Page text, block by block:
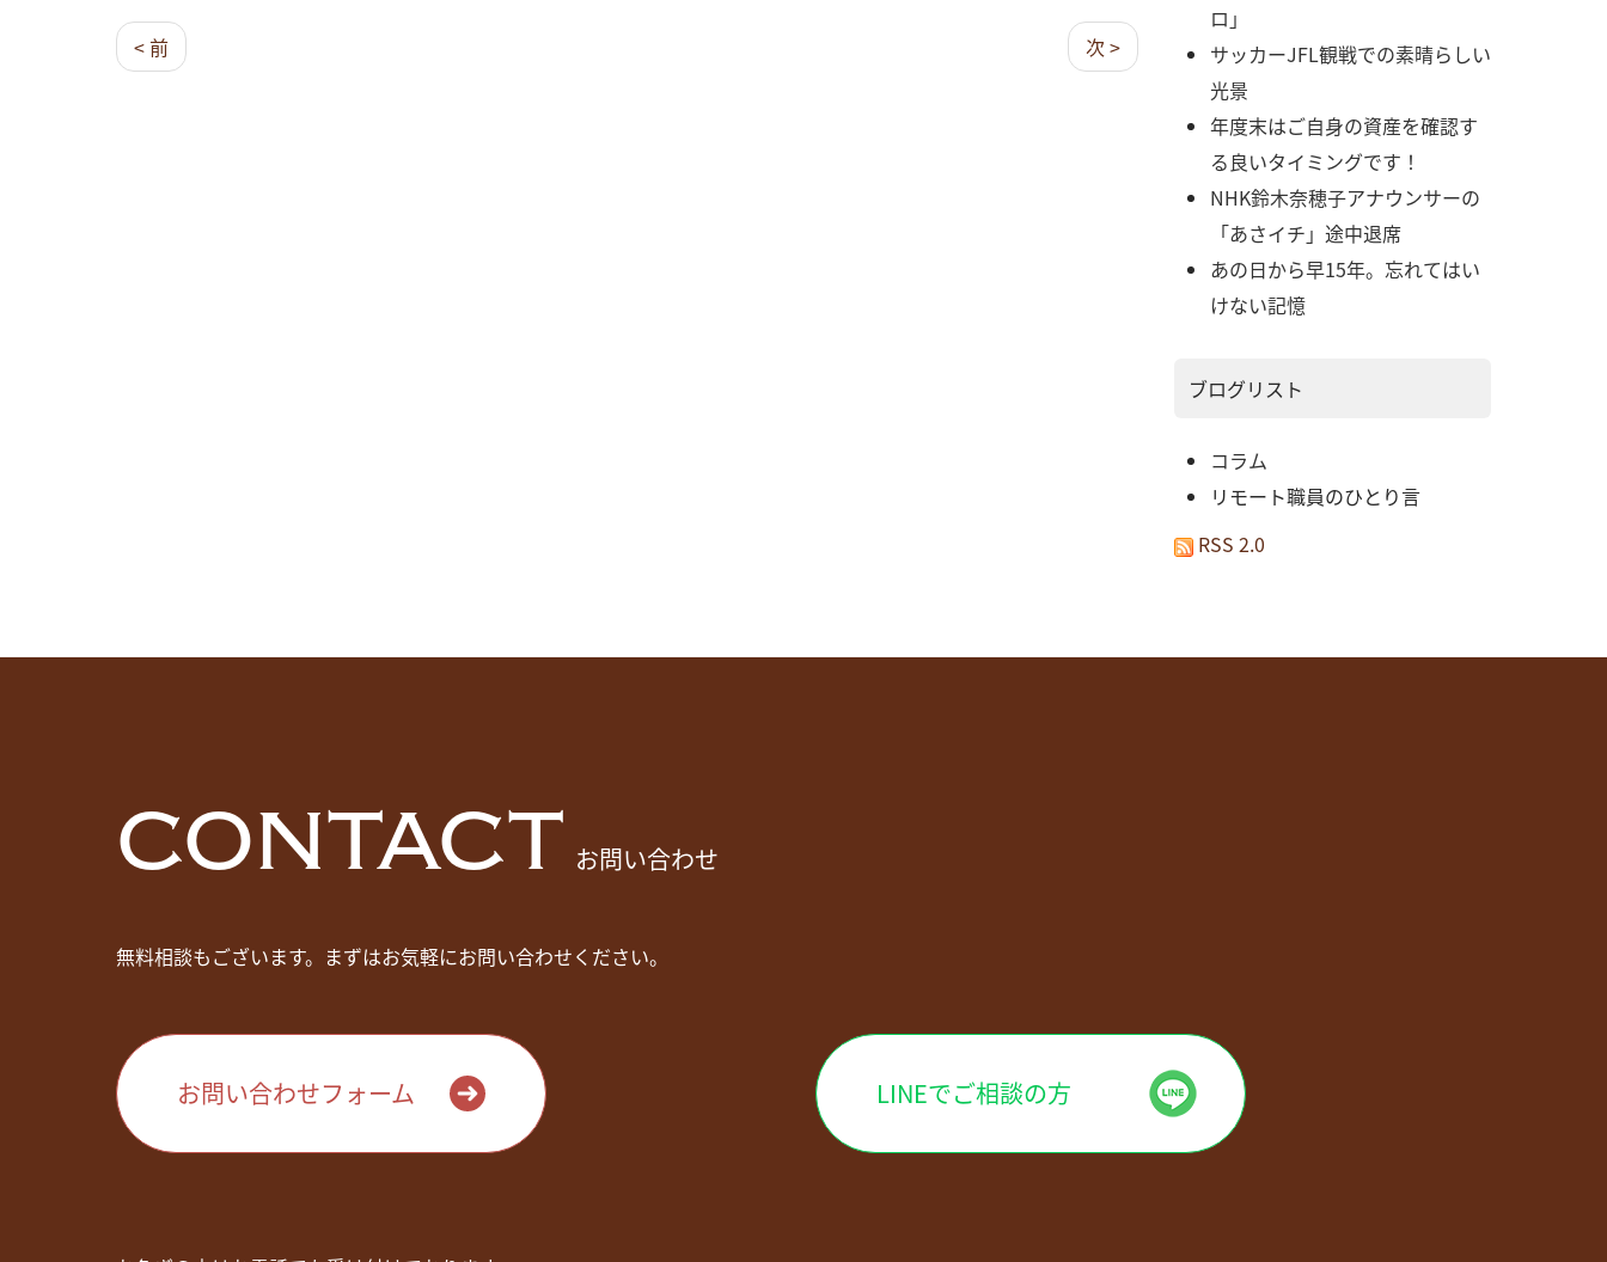
< 前 次 >
ロ」
サッカーJFL観戦での素晴らしい
光景
年度末はご自身の資産を確認す
る良いタイミングです！
NHK鈴木奈穂子アナウンサーの
「あさイチ」途中退席
あの日から早15年。忘れてはい
けない記憶
ブログリスト
コラム
リモート職員のひとり言
RSS 2.0
CONTACT お問い合わせ
無料相談もございます。まずはお気軽にお問い合わせください。
お問い合わせフォーム LINEでご相談の方